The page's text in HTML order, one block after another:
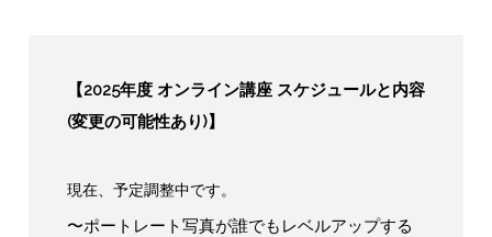
【2025年度 オンライン講座 スケジュールと内容
(変更の可能性あり)】
現在、予定調整中です。
〜ポートレート写真が誰でもレベルアップする